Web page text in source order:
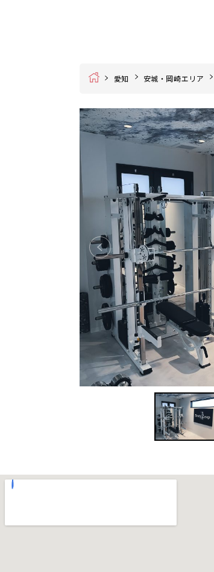
Home 愛知 安城・岡崎エリア